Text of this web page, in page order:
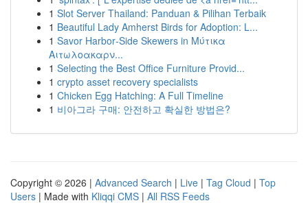
1 Slot Server Thailand: Panduan & Pilihan Terbaik
1 Beautiful Lady Amherst Birds for Adoption: L...
1 Savor Harbor‑Side Skewers in Μύτικα
Αιτωλοακαρν...
1 Selecting the Best Office Furniture Provid...
1 crypto asset recovery specialists
1 Chicken Egg Hatching: A Full Timeline
1 비아그라 구매: 안전하고 확실한 방법은?
Copyright © 2026 | Advanced Search | Live | Tag Cloud | Top
Users | Made with Kliqqi CMS | All RSS Feeds